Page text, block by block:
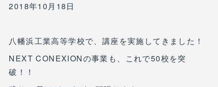
2018年10月18日
八幡浜工業高等学校で、講座を実施してきました！
NEXT CONEXIONの事業も、これで50校を突
破！！